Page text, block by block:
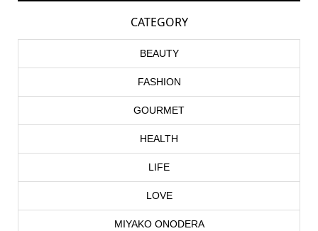
CATEGORY
BEAUTY
FASHION
GOURMET
HEALTH
LIFE
LOVE
MIYAKO ONODERA